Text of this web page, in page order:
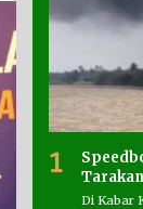
1
Di Kabar